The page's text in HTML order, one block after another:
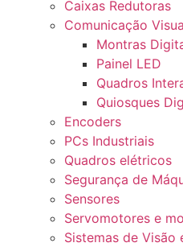
Caixas Redutoras
Comunicação
Montras
Painel LED
Quadros
Quiosques
Encoders
PCs Industriais
Quadros elétricos
Segurança de
Sensores
Servomotores e
Sistemas de Visão